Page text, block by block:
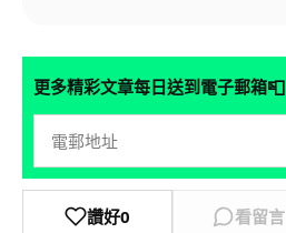
更多精彩文章每日送到電子郵箱📮
讚好0 看留言